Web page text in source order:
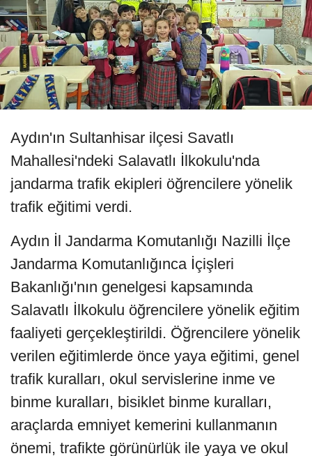
Aydın'ın Sultanhisar ilçesi Savatlı
Mahallesi'ndeki Salavatlı İlkokulu'nda
jandarma trafik ekipleri öğrencilere yönelik
trafik eğitimi verdi.
Aydın İl Jandarma Komutanlığı Nazilli İlçe
Jandarma Komutanlığınca İçişleri
Bakanlığı'nın genelgesi kapsamında
Salavatlı İlkokulu öğrencilere yönelik eğitim
faaliyeti gerçekleştirildi. Öğrencilere yönelik
verilen eğitimlerde önce yaya eğitimi, genel
trafik kuralları, okul servislerine inme ve
binme kuralları, bisiklet binme kuralları,
araçlarda emniyet kemerini kullanmanın
önemi, trafikte görünürlük ile yaya ve okul